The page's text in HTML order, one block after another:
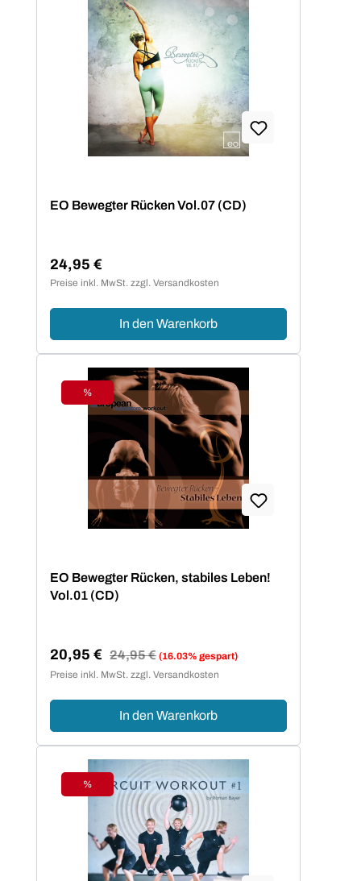
EO Bewegter Rücken Vol.07 (CD)
Regulärer Preis:
24,95 €
Preise inkl. MwSt. zzgl. Versandkosten
In den Warenkorb
Rabatt
%
EO Bewegter Rücken, stabiles Leben!
Vol.01 (CD)
Verkaufspreis:
20,95 € Regulärer Preis:
24,95 € (16.03% gespart)
Preise inkl. MwSt. zzgl. Versandkosten
In den Warenkorb
Rabatt
%